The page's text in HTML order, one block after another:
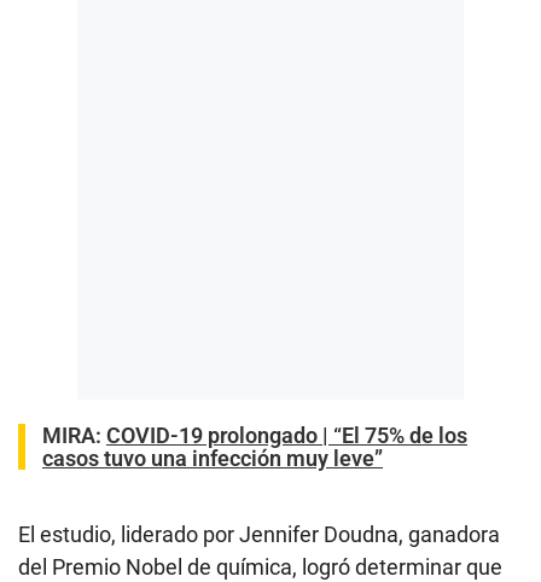
MIRA: COVID-19 prolongado | “El 75% de los
casos tuvo una infección muy leve”
El estudio, liderado por Jennifer Doudna, ganadora
del Premio Nobel de química, logró determinar que